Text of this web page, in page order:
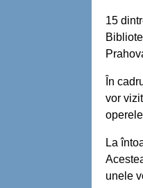
15
În
vor
La
unele